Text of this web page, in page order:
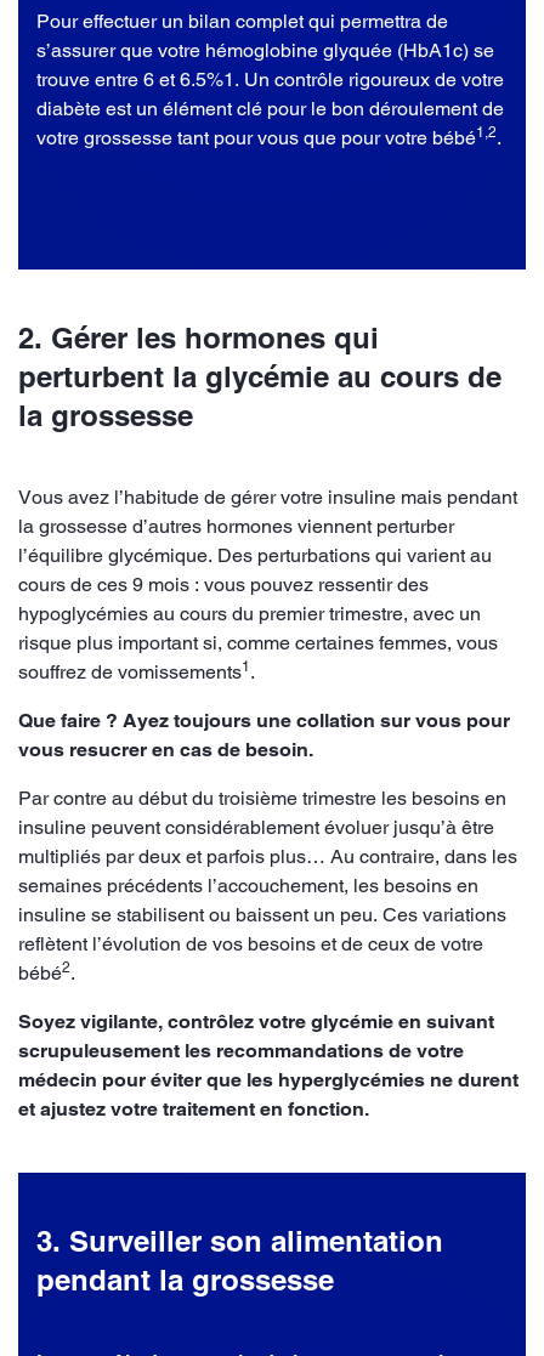
Pour effectuer un bilan complet qui permettra de
s’assurer que votre hémoglobine glyquée (HbA1c) se
trouve entre 6 et 6.5%1. Un contrôle rigoureux de votre
diabète est un élément clé pour le bon déroulement de
votre grossesse tant pour vous que pour votre bébé1,2.
2. Gérer les hormones qui
perturbent la glycémie au cours de
la grossesse
Vous avez l’habitude de gérer votre insuline mais pendant
la grossesse d’autres hormones viennent perturber
l’équilibre glycémique. Des perturbations qui varient au
cours de ces 9 mois : vous pouvez ressentir des
hypoglycémies au cours du premier trimestre, avec un
risque plus important si, comme certaines femmes, vous
souffrez de vomissements1 .
Que faire ? Ayez toujours une collation sur vous pour
vous resucrer en cas de besoin.
Par contre au début du troisième trimestre les besoins en
insuline peuvent considérablement évoluer jusqu’à être
multipliés par deux et parfois plus… Au contraire, dans les
semaines précédents l’accouchement, les besoins en
insuline se stabilisent ou baissent un peu. Ces variations
reflètent l’évolution de vos besoins et de ceux de votre
bébé2.
Soyez vigilante, contrôlez votre glycémie en suivant
scrupuleusement les recommandations de votre
médecin pour éviter que les hyperglycémies ne durent
et ajustez votre traitement en fonction.
3. Surveiller son alimentation
pendant la grossesse